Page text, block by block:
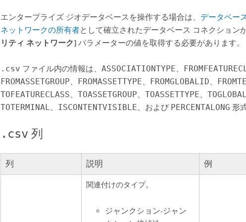
エンタープライズ ジオデータベースを操作する場合は、 データベー
ネットワークの所有者として確立されたデータベース コネクション
リティ ネットワーク]パラメーターの値を取得する必要があります。
.csv ファイル内の情報は、 ASSOCIATIONTYPE、
FROMASSETGROUP、 FROMASSETTYPE、 FROMGLOBALID、
TOFEATURECLASS、 TOASSETGROUP、 TOASSETTYPE、
TOTERMINAL、 ISCONTENTVISIBLE、および PERCENTALONG 形
.csv 列
列 説明 例
関連付けのタイプ。
ジャンクション-ジャン